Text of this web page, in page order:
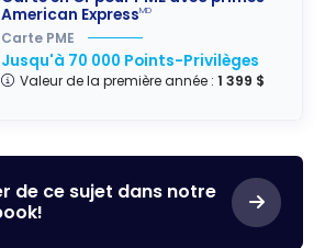
American ExpressMD
Carte PME
Jusqu'à 70 000 Points-Privilèges
Valeur de la première année : 1 399 $
de ce sujet dans notre